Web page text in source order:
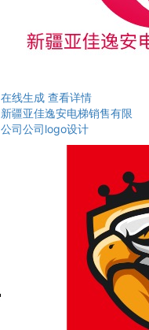
在线生成 查看详情
新疆亚佳逸安电梯销售有限
公司公司logo设计